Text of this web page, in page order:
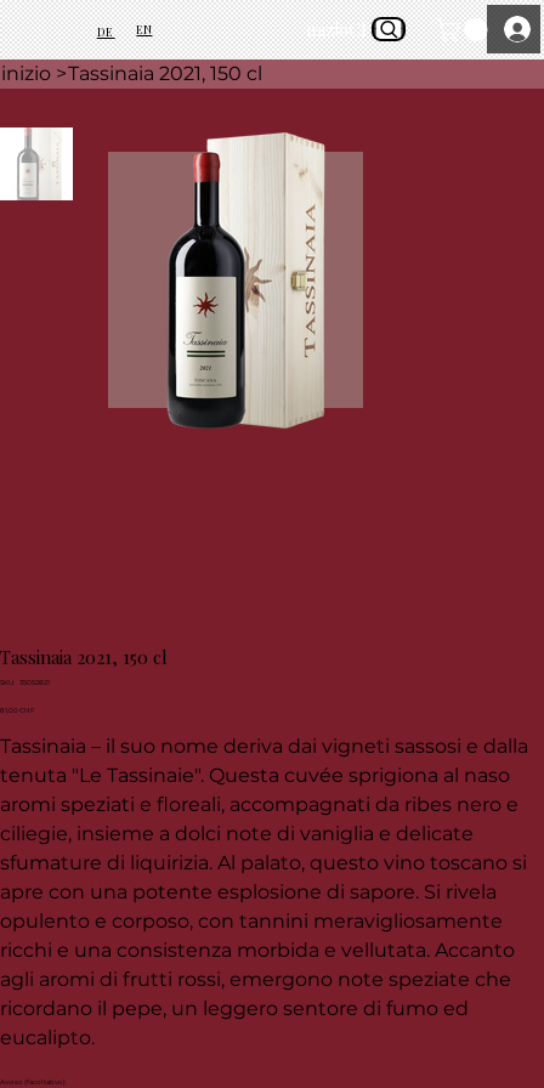
DE EN inizioChi siamo
inizio >Tassinaia 2021, 150 cl
Tassinaia 2021, 150 cl
SKU:
SKU
35052821
Prezzo
81,00 CHF
Tassinaia – il suo nome deriva dai vigneti sassosi e dalla
tenuta "Le Tassinaie". Questa cuvée sprigiona al naso
aromi speziati e floreali, accompagnati da ribes nero e
ciliegie, insieme a dolci note di vaniglia e delicate
sfumature di liquirizia. Al palato, questo vino toscano si
apre con una potente esplosione di sapore. Si rivela
opulento e corposo, con tannini meravigliosamente
ricchi e una consistenza morbida e vellutata. Accanto
agli aromi di frutti rossi, emergono note speziate che
ricordano il pepe, un leggero sentore di fumo ed
eucalipto.
Avviso (facoltativo)